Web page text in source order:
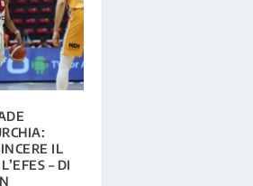
IL
– DI